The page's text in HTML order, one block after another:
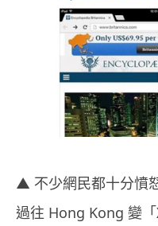
▲ 不少網民都十分憤
過往 Hong Kong 變